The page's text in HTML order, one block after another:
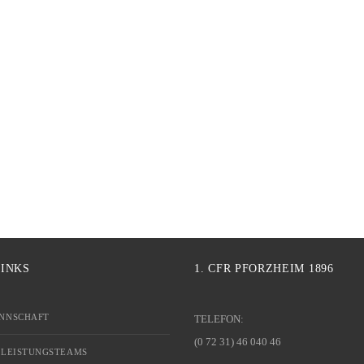
1. CFR PFORZHEIM 1896
TELEFON:
(0 72 31) 46 040 46